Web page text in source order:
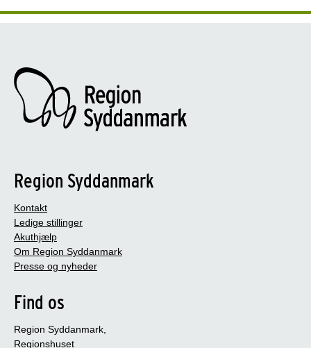
Region Syddanmark
Kontakt
Ledige stillinger
Akuthjælp
Om Region Syddanmark
Presse og nyheder
Find os
Region Syddanmark,
Regionshuset